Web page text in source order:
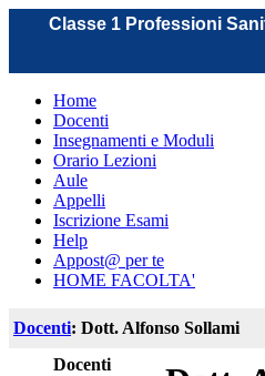
Classe 1 Professioni
Home
Docenti
Insegnamenti e Moduli
Orario Lezioni
Aule
Appelli
Iscrizione Esami
Help
Appost@ per te
HOME FACOLTA'
Docenti: Dott. Alfonso Sollami
Docenti